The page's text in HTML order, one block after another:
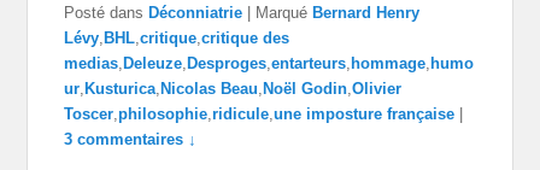
Posté dans Déconniatrie Marqué Bernard Henry
Lévy BHL ,critique ,critique des
medias Deleuze Desproges ,entarteurs hommage humo
ur Kusturica Nicolas Beau Noël Godin ,Olivier
Toscer ,philosophie ,ridicule ,une imposture française
3 commentaires ↓